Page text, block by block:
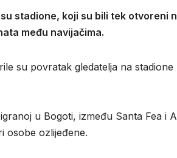
stadione, koji su bili tek otvoreni
među navijačima.
su povratak gledatelja na
u Bogoti, između Santa Fea i
osobe ozlijeđene.